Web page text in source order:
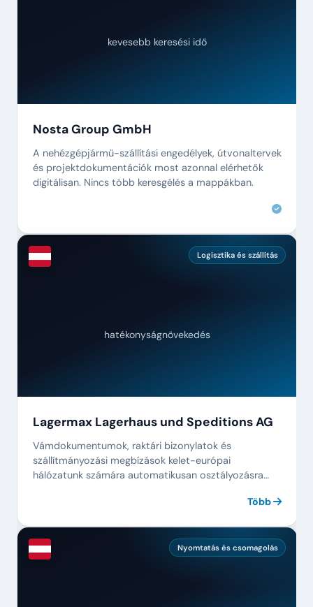
kevesebb keresési idő
Nosta Group GmbH
A nehézgépjármű-szállítási engedélyek, útvonaltervek
és projektdokumentációk most azonnal elérhetők
digitálisan. Nincs több keresgélés a mappákban.
Logisztika és szállítás
hatékonyságnövekedés
Lagermax Lagerhaus und Speditions AG
Vámdokumentumok, raktári bizonylatok és
szállítmányozási megbízások kelet-európai
hálózatunk számára automatikusan osztályozásra
Több
Nyomtatás és csomagolás